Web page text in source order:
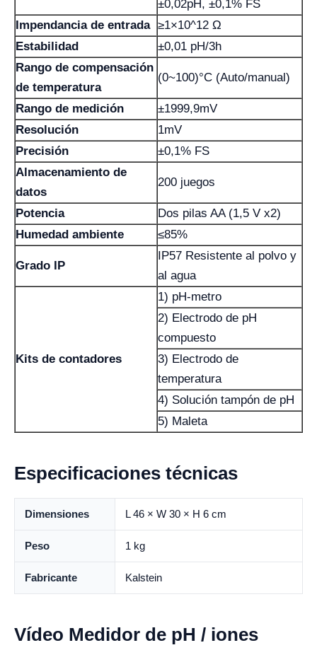
±0,02pH, ±0,1% FS
Impendancia de entrada ≥1×10^12 Ω
Estabilidad
±0,01 pH/3h
Rango de compensación
de temperatura
(0~100)°C (Auto/manual)
Rango de medición
±1999,9mV
Resolución
1mV
Precisión
±0,1% FS
Almacenamiento de
datos
200 juegos
Potencia
Dos pilas AA (1,5 V x2)
Humedad ambiente
≤85%
Grado IP
IP57 Resistente al polvo y
al agua
Kits de contadores
1) pH-metro
2) Electrodo de pH
compuesto
3) Electrodo de
temperatura
4) Solución tampón de pH
5) Maleta
Especificaciones técnicas
Dimensiones L 46 × W 30 × H 6 cm
Peso 1 kg
Fabricante Kalstein
Vídeo Medidor de pH / iones